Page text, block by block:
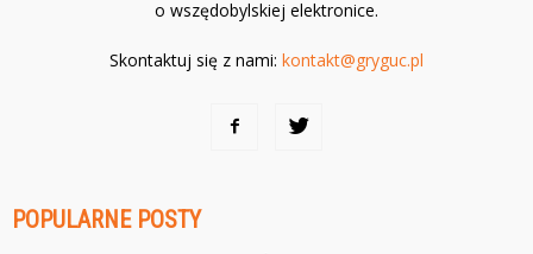
o wszędobylskiej elektronice.
Skontaktuj się z nami: kontakt@gryguc.pl
POPULARNE POSTY